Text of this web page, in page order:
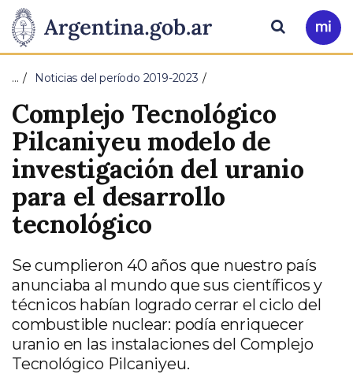
Presidencia
de
la
Nación
Pasar al contenido principal
Ir
a
Buscar
… Noticias del período 2019-2023
Complejo Tecnológico
Pilcaniyeu modelo de
investigación del uranio
para el desarrollo
tecnológico
Se cumplieron 40 años que nuestro país
anunciaba al mundo que sus científicos y
técnicos habían logrado cerrar el ciclo del
combustible nuclear: podía enriquecer
uranio en las instalaciones del Complejo
Tecnológico Pilcaniyeu.